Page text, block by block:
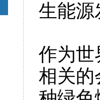
生能源
作为世
相关的